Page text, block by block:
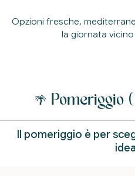
Opzioni fresche,
la giornata
🌴 Pomeriggio
Il pomeriggio è per